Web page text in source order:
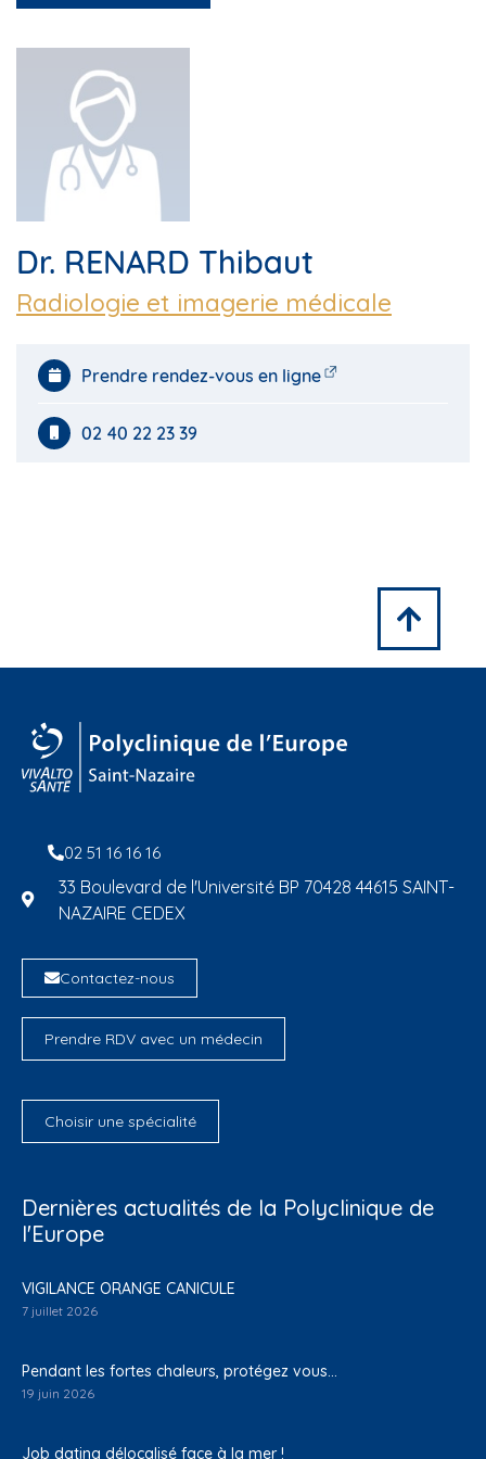
Dr. RENARD Thibaut
Radiologie et imagerie médicale
Prendre rendez-vous en ligne
02 40 22 23 39
02 51 16 16 16
33 Boulevard de l'Université BP 70428 44615 SAINT-
NAZAIRE CEDEX
Contactez-nous
Prendre RDV avec un médecin
Choisir une spécialité
Dernières actualités de la Polyclinique de
l'Europe
VIGILANCE ORANGE CANICULE
7 juillet 2026
Pendant les fortes chaleurs, protégez vous…
19 juin 2026
Job dating délocalisé face à la mer !